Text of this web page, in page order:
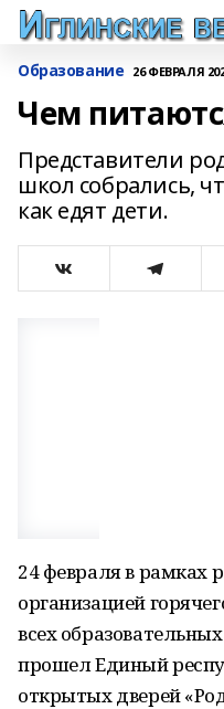
Образование 26 ФЕВРАЛЯ
Чем
Представители
школ собрались,
как едят дети.
24 февраля в рамках
организацией
всех
прошел Единый
открытых дверей